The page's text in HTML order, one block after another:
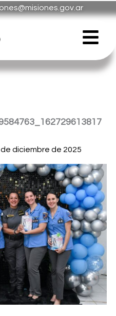
de diciembre de 2025